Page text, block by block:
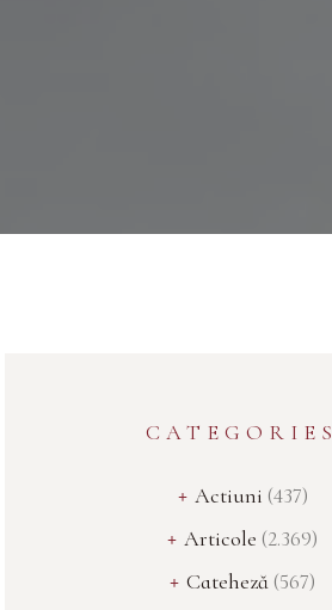
CATEGORIES
Actiuni (437)
Articole (2.369)
Cateheză (567)